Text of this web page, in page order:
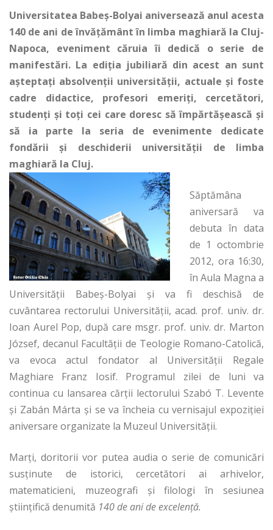
Universitatea Babeş-Bolyai aniversează anul acesta
140 de ani de învăţământ în limba maghiară la Cluj-
Napoca, eveniment căruia îi dedică o serie de
manifestări. La ediţia jubiliară din acest an sunt
aşteptaţi absolvenţii universităţii, actuale şi foste
cadre didactice, profesori emeriţi, cercetători,
studenţi şi toţi cei care doresc să împărtăşească şi
să ia parte la seria de evenimente dedicate
fondării şi deschiderii universităţii de limba
maghiară la Cluj.
Săptămâna
aniversară va
debuta în data
de 1 octombrie
2012, ora 16:30,
în Aula Magna a
Universităţii Babeş-Bolyai şi va fi deschisă de
cuvântarea rectorului Universităţii, acad. prof. univ. dr.
Ioan Aurel Pop, după care msgr. prof. univ. dr. Marton
József, decanul Facultăţii de Teologie Romano-Catolică,
va evoca actul fondator al Universităţii Regale
Maghiare Franz Iosif. Programul zilei de luni va
continua cu lansarea cărţii lectorului Szabó T. Levente
şi Zabán Márta şi se va încheia cu vernisajul expoziţiei
aniversare organizate la Muzeul Universităţii.
Marţi, doritorii vor putea audia o serie de comunicări
susţinute de istorici, cercetători ai arhivelor,
matematicieni, muzeografi şi filologi în sesiunea
ştiinţifică denumită 140 de ani de excelenţă.